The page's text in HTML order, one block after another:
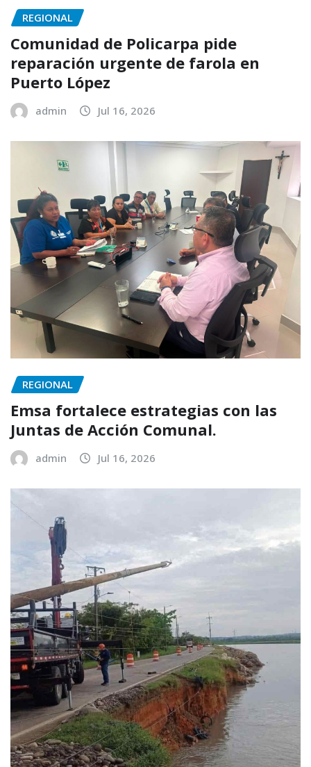
REGIONAL
Comunidad de Policarpa pide
reparación urgente de farola en
Puerto López
admin Jul 16, 2026
REGIONAL
Emsa fortalece estrategias con las
Juntas de Acción Comunal.
admin Jul 16, 2026